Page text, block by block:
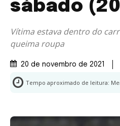
sábado
Vítima estava dentro do
queima roupa
20 de novembro de 2021
Tempo aproximado de leitura: